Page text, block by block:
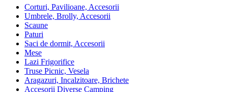
Corturi, Pavilioane, Accesorii
Umbrele, Brolly, Accesorii
Scaune
Paturi
Saci de dormit, Accesorii
Mese
Lazi Frigorifice
Truse Picnic, Vesela
Aragazuri, Incalzitoare, Brichete
Accesorii Diverse Camping